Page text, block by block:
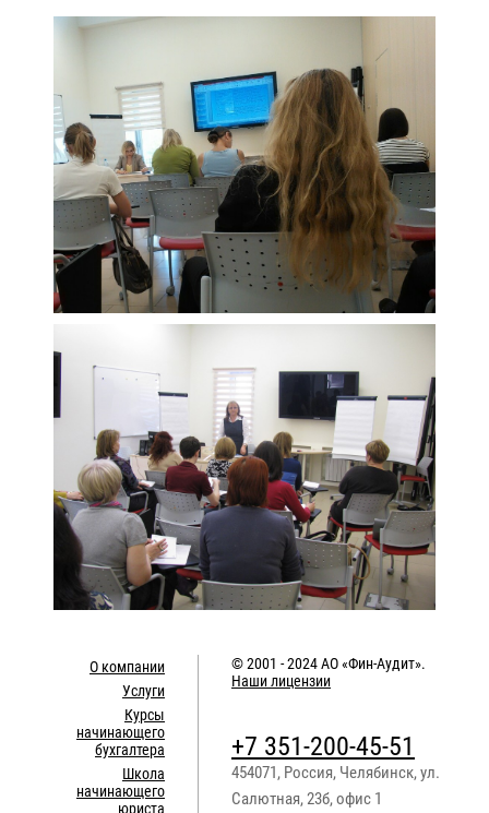
О компании
Услуги
Курсы
начинающего
бухгалтера
Школа
начинающего
юриста
© 2001 - 2024АО «Фин-Аудит».
Наши лицензии
+7 351-200-45-51
454071, Россия, Челябинск,ул.
Салютная, 23б, офис 1